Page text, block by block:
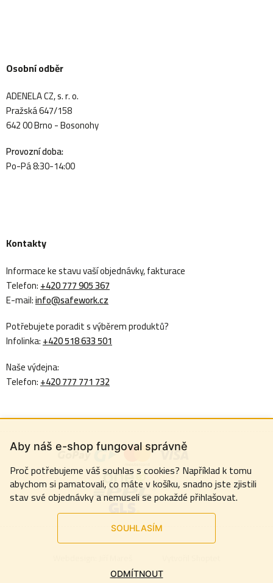
Aby náš e-shop fungoval správně
Proč potřebujeme váš souhlas s cookies? Například k tomu
abychom si pamatovali, co máte v košíku, snadno jste zjistili
stav své objednávky a nemuseli se pokaždé přihlašovat.
SOUHLASÍM
ODMÍTNOUT
Osobní odběr
ADENELA CZ, s. r. o.
Pražská 647/158
642 00 Brno - Bosonohy
Provozní doba:
Po-Pá 8:30-14:00
Kontakty
Informace ke stavu vaší objednávky, fakturace
Telefon:+420 777 905 367
E-mail:info@safework.cz
Potřebujete poradit s výběrem produktů?
Infolinka:+420 518 633 501
Naše výdejna:
Telefon:+420 777 771 732